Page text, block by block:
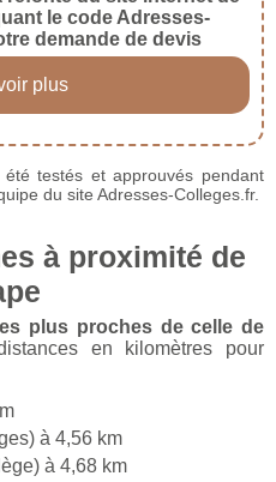
le code Adresses-
demande de devis
plus
testés et approuvés pendant
du site Adresses-Colleges.fr.
à proximité de
plus proches de celle de
en kilomètres pour
à 4,56 km
à 4,68 km